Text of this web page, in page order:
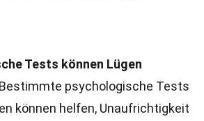
Tests können Lügen
Bestimmte psychologische Tests
können helfen, Unaufrichtigkeit